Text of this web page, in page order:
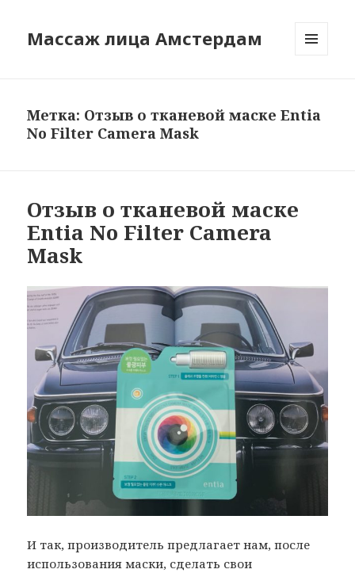
Массаж лица Амстердам
Метка: Отзыв о тканевой маске Entia
No Filter Camera Mask
Отзыв о тканевой маске
Entia No Filter Camera
Mask
И так, производитель предлагает нам, после
использования маски, сделать свои